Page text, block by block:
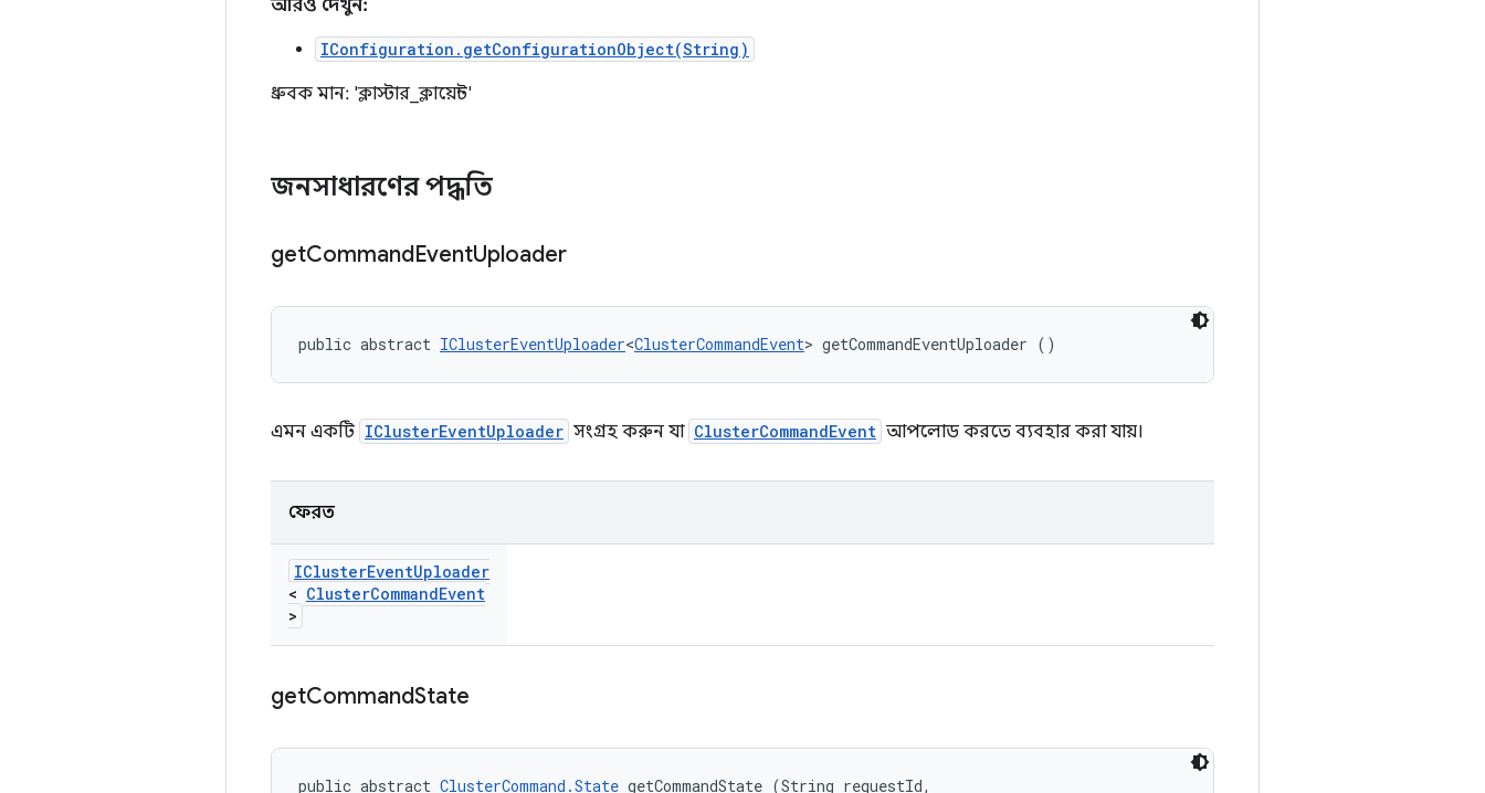
আরও দেখুন:
IConfiguration.getConfigurationObject(String)
ধ্রুবক মান: 'ক্লাস্টার_ক্লায়েন্ট'
জনসাধারণের পদ্ধতি
getCommandEventUploader
public abstract IClusterEventUploader<ClusterCommandEvent> getCommandEventUploader ()
এমন একটি IClusterEventUploader সংগ্রহ করুন যা ClusterCommandEvent আপলোড করতে ব্যবহার করা যায়।
ফেরত
IClusterEventUploader
< ClusterCommandEvent
>
getCommandState
public abstract ClusterCommand.State getCommandState (String requestId,